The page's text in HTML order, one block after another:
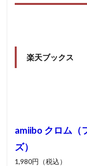
Amazon
楽天ブックス
amiibo クロム（
ズ）
1,980円（税込）